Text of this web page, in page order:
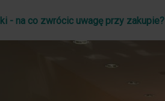
- na co zwrócic uwagę przy zakupie?